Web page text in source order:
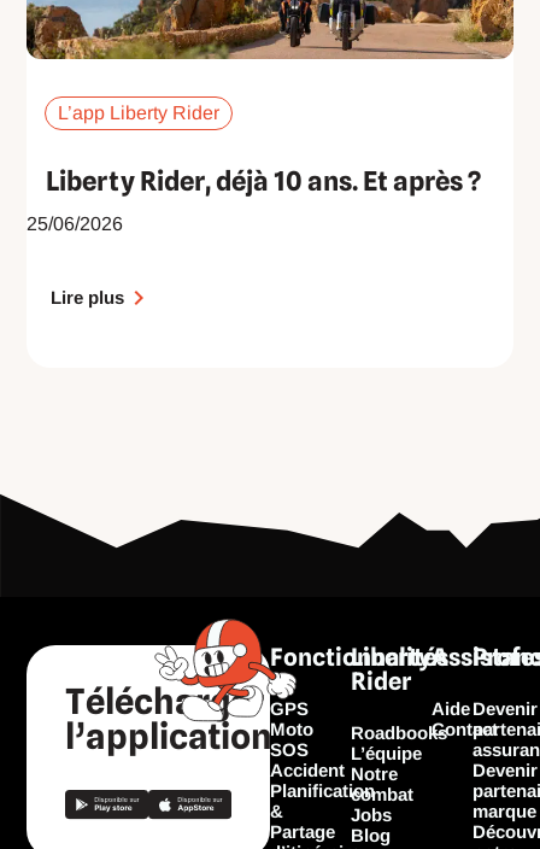
L’app Liberty Rider
Liberty Rider, déjà 10 ans. Et après ?
25/06/2026
Lire plus
Télécharger
l’application
Fonctionnalités
GPS
Moto
SOS
Accident
Planification
&
Partage
Liberty
Rider
Roadbooks
L’équipe
Notre
combat
Jobs
Blog
Aide
Contact
Devenir
Devenir
marque